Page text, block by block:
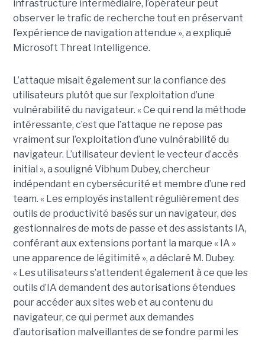
infrastructure intermédiaire, l’opérateur peut
observer le trafic de recherche tout en préservant
l’expérience de navigation attendue », a expliqué
Microsoft Threat Intelligence.
L’attaque misait également sur la confiance des
utilisateurs plutôt que sur l’exploitation d’une
vulnérabilité du navigateur. « Ce qui rend la méthode
intéressante, c’est que l’attaque ne repose pas
vraiment sur l’exploitation d’une vulnérabilité du
navigateur. L’utilisateur devient le vecteur d’accès
initial », a souligné Vibhum Dubey, chercheur
indépendant en cybersécurité et membre d’une red
team. « Les employés installent régulièrement des
outils de productivité basés sur un navigateur, des
gestionnaires de mots de passe et des assistants IA,
conférant aux extensions portant la marque « IA »
une apparence de légitimité », a déclaré M. Dubey.
« Les utilisateurs s’attendent également à ce que les
outils d’IA demandent des autorisations étendues
pour accéder aux sites web et au contenu du
navigateur, ce qui permet aux demandes
d’autorisation malveillantes de se fondre parmi les